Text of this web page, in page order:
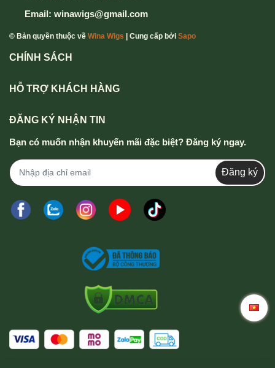
hotline0916 110 833 - 0357 833 699
Email: winawigs@gmail.com
© Bản quyền thuộc về Wina Wigs | Cung cấp bởi Sapo
CHÍNH SÁCH
HỖ TRỢ KHÁCH HÀNG
ĐĂNG KÝ NHẬN TIN
Bạn có muốn nhận khuyến mãi đặc biệt? Đăng ký ngay.
Đăng ký